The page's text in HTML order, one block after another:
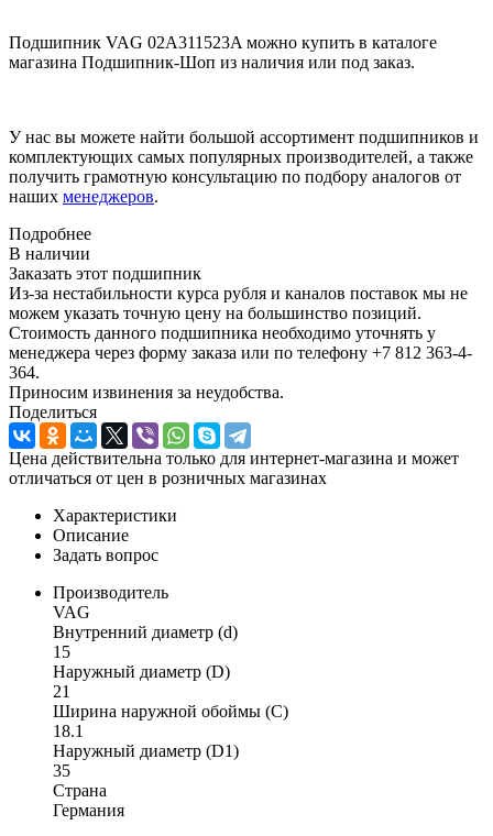
Подшипник VAG 02A311523A можно купить в каталоге
магазина Подшипник-Шоп из наличия или под заказ.
У нас вы можете найти большой ассортимент подшипников и
комплектующих самых популярных производителей, а также
получить грамотную консультацию по подбору аналогов от
наших менеджеров.
Подробнее
В наличии
Заказать этот подшипник
Из-за нестабильности курса рубля и каналов поставок мы не
можем указать точную цену на большинство позиций.
Стоимость данного подшипника необходимо уточнять у
менеджера через форму заказа или по телефону +7 812 363-4-
364.
Приносим извинения за неудобства.
Поделиться
Цена действительна только для интернет-магазина и может
отличаться от цен в розничных магазинах
Характеристики
Описание
Задать вопрос
Производитель
VAG
Внутренний диаметр (d)
15
Наружный диаметр (D)
21
Ширина наружной обоймы (C)
18.1
Наружный диаметр (D1)
35
Страна
Германия